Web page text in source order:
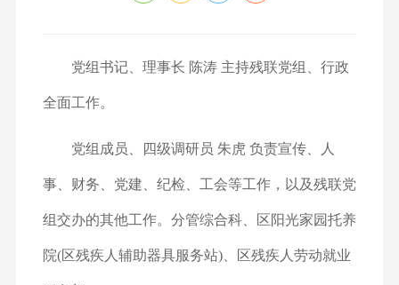
党组书记、理事长 陈涛 主持残联党组、行政
全面工作。
党组成员、四级调研员 朱虎 负责宣传、人
事、财务、党建、纪检、工会等工作，以及残联党
组交办的其他工作。分管综合科、区阳光家园托养
院(区残疾人辅助器具服务站)、区残疾人劳动就业